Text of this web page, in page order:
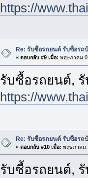
https://
Re: รับซื้อรถยนต์ รับซื้อรถ
« ตอบกลับ #9 เมื่อ: พฤษภาคม
รับซื้อรถยนต์,
https://
Re: รับซื้อรถยนต์ รับซื้อรถ
« ตอบกลับ #10 เมื่อ: พฤษภาคม
รับซื้อรถยนต์,